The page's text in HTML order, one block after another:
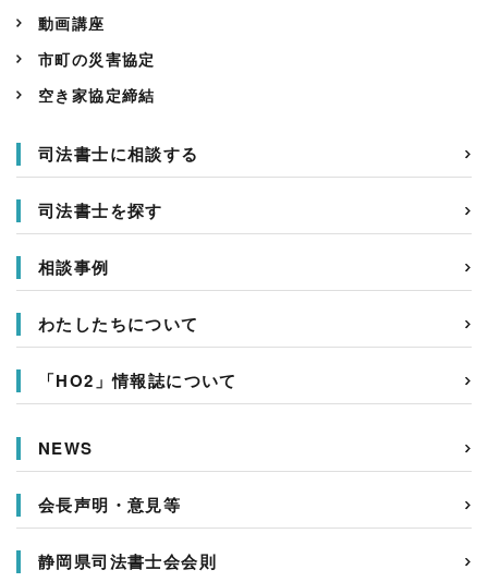
動画講座
市町の災害協定
空き家協定締結
司法書士に相談する
司法書士を探す
相談事例
わたしたちについて
「HO2」情報誌について
NEWS
会長声明・意見等
静岡県司法書士会会則